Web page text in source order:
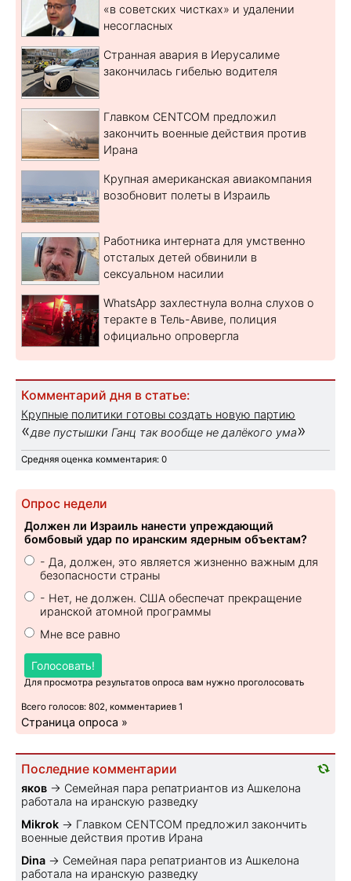
«в советских чистках» и удалении
несогласных
Странная авария в Иерусалиме
закончилась гибелью водителя
Главком CENTCOM предложил
закончить военные действия против
Ирана
Крупная американская авиакомпания
возобновит полеты в Израиль
Работника интерната для умственно
отсталых детей обвинили в
сексуальном насилии
WhatsApp захлестнула волна слухов о
теракте в Тель-Авиве, полиция
официально опровергла
Комментарий дня в статье:
Крупные политики готовы создать новую партию
«две пустышки Ганц так вообще не далёкого ума»
Средняя оценка комментария: 0
Опрос недели
Должен ли Израиль нанести упреждающий
бомбовый удар по иранским ядерным объектам?
- Да, должен, это является жизненно важным для
безопасности страны
- Нет, не должен. США обеспечат прекращение
иранской атомной программы
Мне все равно
Голосовать!
Для просмотра результатов опроса вам нужно проголосовать
Всего голосов: 802, комментариев 1
Страница опроса »
Последние комментарии
яков → Семейная пара репатриантов из Ашкелона
работала на иранскую разведку
Mikrok → Главком CENTCOM предложил закончить
военные действия против Ирана
Dina → Семейная пара репатриантов из Ашкелона
работала на иранскую разведку